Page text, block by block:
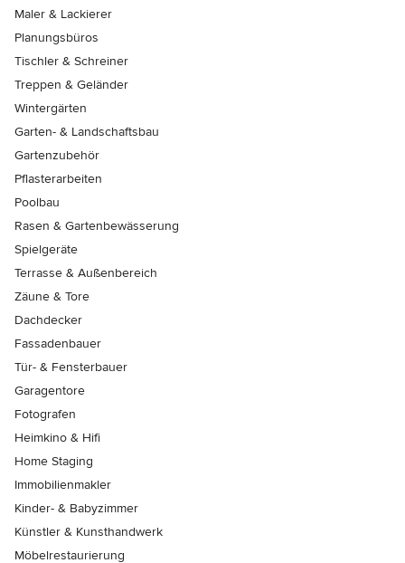
Maler & Lackierer
Planungsbüros
Tischler & Schreiner
Treppen & Geländer
Wintergärten
Garten- & Landschaftsbau
Gartenzubehör
Pflasterarbeiten
Poolbau
Rasen & Gartenbewässerung
Spielgeräte
Terrasse & Außenbereich
Zäune & Tore
Dachdecker
Fassadenbauer
Tür- & Fensterbauer
Garagentore
Fotografen
Heimkino & Hifi
Home Staging
Immobilienmakler
Kinder- & Babyzimmer
Künstler & Kunsthandwerk
Möbelrestaurierung